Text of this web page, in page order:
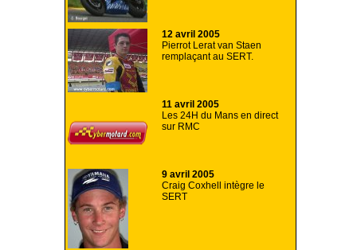
12 avril 2005
Pierrot Lerat van Staen
remplaçant au SERT.
11 avril 2005
Les 24H du Mans en direct
sur RMC
9 avril 2005
Craig Coxhell intègre le
SERT